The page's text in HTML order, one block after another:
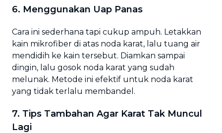
6. Menggunakan Uap Panas
Cara ini sederhana tapi cukup ampuh. Letakkan
kain mikrofiber di atas noda karat, lalu tuang air
mendidih ke kain tersebut. Diamkan sampai
dingin, lalu gosok noda karat yang sudah
melunak. Metode ini efektif untuk noda karat
yang tidak terlalu membandel.
7. Tips Tambahan Agar Karat Tak Muncul
Lagi